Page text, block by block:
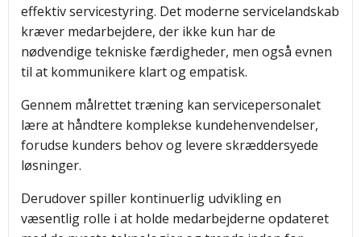
effektiv servicestyring. Det moderne servicelandskab
kræver medarbejdere, der ikke kun har de
nødvendige tekniske færdigheder, men også evnen
til at kommunikere klart og empatisk.
Gennem målrettet træning kan servicepersonalet
lære at håndtere komplekse kundehenvendelser,
forudse kunders behov og levere skræddersyede
løsninger.
Derudover spiller kontinuerlig udvikling en
væsentlig rolle i at holde medarbejderne opdateret